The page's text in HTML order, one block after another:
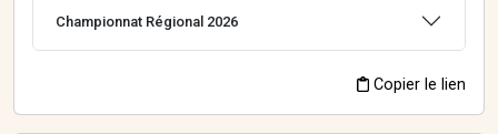
Championnat Régional 2026
Copier le lien